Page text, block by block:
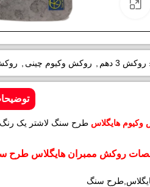
برای بزرگنمایی کلیک کنید
روکش 3 دهم , روکش وکیوم چینی ,
هایگلاس طرح سنگ لاشتر یک رنگ
روکش ممبران هایگلاس طرح
سنگ